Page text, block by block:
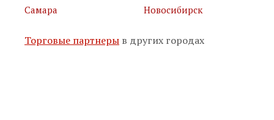
Подписаться
Самара
Новосибирск
Торговые партнеры в других городах